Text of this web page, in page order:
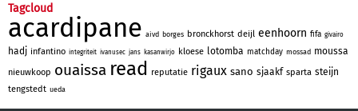
Tagcloud
acardipane aivd borges bronckhorst deijl eenhoorn fifa givairo
hadj infantino integriteit ivanusec jans kasanwirjo kloese lotomba matchday mossad moussa
nieuwkoop ouaissa read reputatie rigaux sano sjaakf sparta steijn
tengstedt ueda